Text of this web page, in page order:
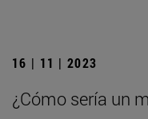
16 | 11 | 2023
¿Cómo sería un